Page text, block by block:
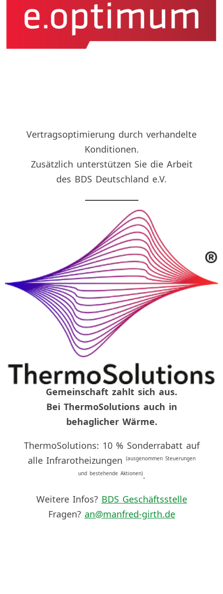
Vertragsoptimierung durch verhandelte
Konditionen.
Zusätzlich unterstützen Sie die Arbeit
des BDS Deutschland e.V.
Gemeinschaft zahlt sich aus.
Bei ThermoSolutions auch in
behaglicher Wärme.
ThermoSolutions: 10 % Sonderrabatt auf
alle Infrarotheizungen (ausgenommen Steuerungen
und bestehende Aktionen).
Weitere Infos? BDS Geschäftsstelle
Fragen? an@manfred-girth.de